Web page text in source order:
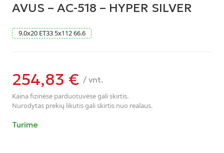
AVUS – AC-518 – HYPER SILVER
9.0x20 ET33 5x11266.6
254,83 € / vnt.
Kaina fizinėse parduotuvėse gali skirtis.
Nurodytas prekių likutis gali skirtis nuo realaus.
Turime